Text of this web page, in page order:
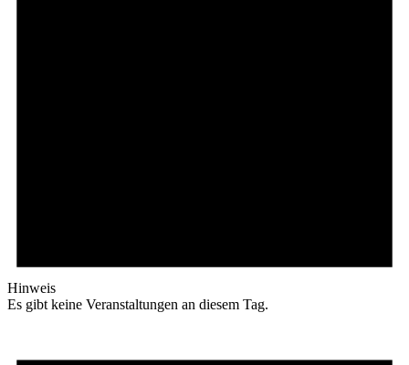
Hinweis
Es gibt keine Veranstaltungen an diesem Tag.